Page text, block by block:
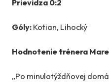
Prievidza 0:2
Góly: Kotian, Lihocký
Hodnotenie trénera
„Po minulotýždňovej